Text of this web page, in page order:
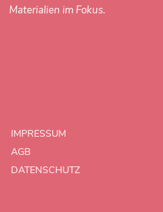
Materialien im Fokus.
IMPRESSUM
AGB
DATENSCHUTZ